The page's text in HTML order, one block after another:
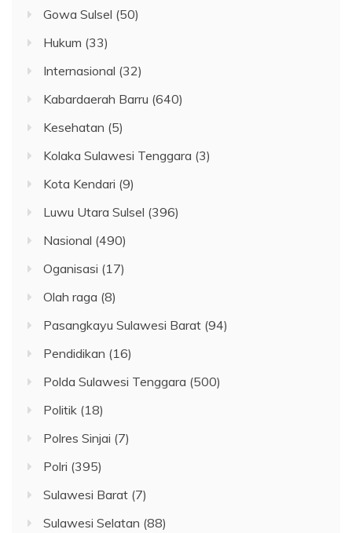
Gowa Sulsel (50)
Hukum (33)
Internasional (32)
Kabardaerah Barru (640)
Kesehatan (5)
Kolaka Sulawesi Tenggara (3)
Kota Kendari (9)
Luwu Utara Sulsel (396)
Nasional (490)
Oganisasi (17)
Olah raga (8)
Pasangkayu Sulawesi Barat (94)
Pendidikan (16)
Polda Sulawesi Tenggara (500)
Politik (18)
Polres Sinjai (7)
Polri (395)
Sulawesi Barat (7)
Sulawesi Selatan (88)